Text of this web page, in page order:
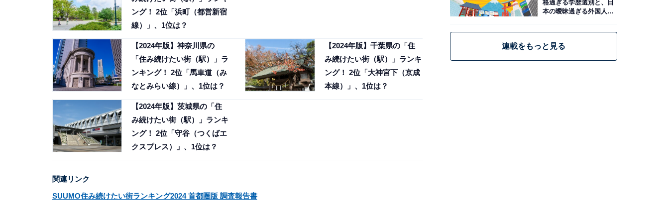
ング！ 2位「浜町（都営新宿
線）」、1位は？
【2024年版】神奈川県の
「住み続けたい街（駅）」ラ
ンキング！ 2位「馬車道（み
なとみらい線）」、1位は？
【2024年版】千葉県の「住
み続けたい街（駅）」ランキ
ング！ 2位「大神宮下（京成
本線）」、1位は？
【2024年版】茨城県の「住
み続けたい街（駅）」ランキ
ング！ 2位「守谷（つくばエ
クスプレス）」、1位は？
関連リンク
SUUMO住み続けたい街ランキング2024 首都圏版 調査報告書
格過ぎる学歴選別と、日
本の曖昧過ぎる外国人政
連載をもっと見る